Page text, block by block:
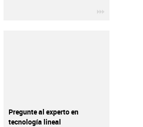
Pregunte al experto en
tecnología lineal